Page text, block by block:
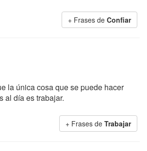
+ Frases de Confiar
la única cosa que se puede hacer
al día es trabajar.
+ Frases de Trabajar